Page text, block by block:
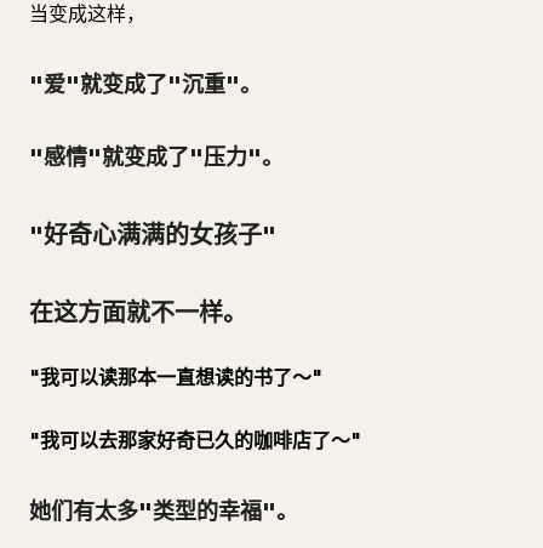
当变成这样，
"爱"就变成了"沉重"。
"感情"就变成了"压力"。
"好奇心满满的女孩子"
在这方面就不一样。
"我可以读那本一直想读的书了～"
"我可以去那家好奇已久的咖啡店了～"
她们有太多"类型的幸福"。